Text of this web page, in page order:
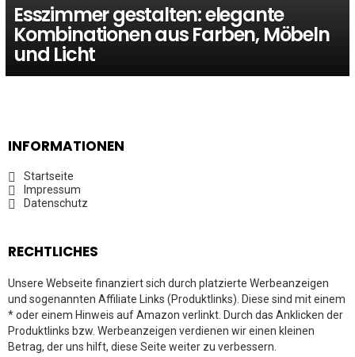
Esszimmer gestalten: elegante
Kombinationen aus Farben, Möbeln
und Licht
INFORMATIONEN
Startseite
Impressum
Datenschutz
RECHTLICHES
Unsere Webseite finanziert sich durch platzierte Werbeanzeigen
und sogenannten Affiliate Links (Produktlinks). Diese sind mit einem
* oder einem Hinweis auf Amazon verlinkt. Durch das Anklicken der
Produktlinks bzw. Werbeanzeigen verdienen wir einen kleinen
Betrag, der uns hilft, diese Seite weiter zu verbessern.